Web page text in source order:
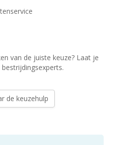
van de juiste keuze? Laat je
de keuzehulp